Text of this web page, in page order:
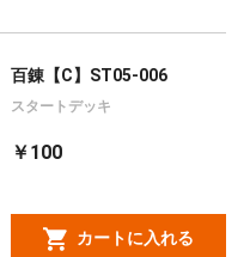
百錬【C】ST05-006
スタートデッキ
￥100
カートに入れる